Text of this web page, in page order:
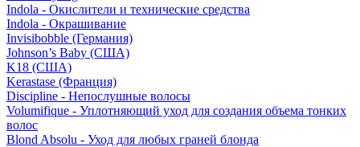
Indola - Окислители и технические средства
Indola - Окрашивание
Invisibobble (Германия)
Johnson’s Baby (США)
K18 (США)
Kerastase (Франция)
Discipline - Непослушные волосы
Volumifique - Уплотняющий уход для создания объема тонких
волос
Blond Absolu - Уход для любых граней блонда